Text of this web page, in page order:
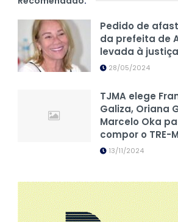
Pedido de
da prefeita de
levada à justiça
28/05/2024
TJMA elege
Galiza, Oriana
Marcelo Oka
compor o TRE-
13/11/2024